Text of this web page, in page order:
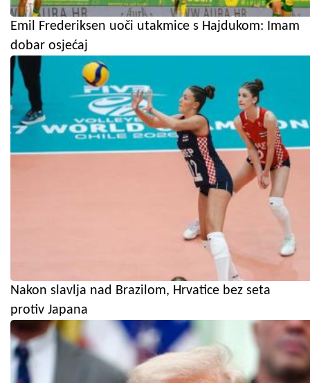
Emil Frederiksen uoči utakmice s Hajdukom: Imam
dobar osjećaj
Nakon slavlja nad Brazilom, Hrvatice bez seta
protiv Japana